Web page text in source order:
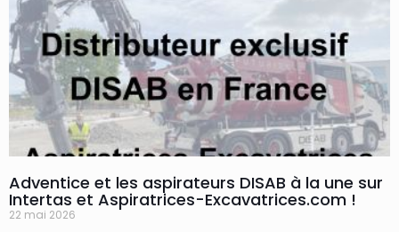
Adventice et les aspirateurs DISAB à la une sur
Intertas et Aspiratrices-Excavatrices.com !
22 mai 2026